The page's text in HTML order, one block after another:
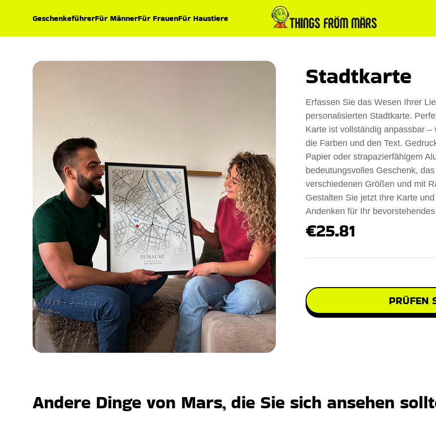
GeschenkeführerFür MännerFür FrauenFür Haustiere
Stadtkarte
Erfassen Sie das Wesen Ihrer
personalisierten Stadtkarte.
Karte ist vollständig anpassbar
die Farben und den Text.
Papier oder strapazierfähigem
bedeutungsvolles Geschenk,
verschiedenen Größen und mit
Gestalten Sie jetzt Ihre Karte
Andenken für Ihr
€25.81
PRÜFEN
Andere Dinge von Mars, die Sie sich ansehen